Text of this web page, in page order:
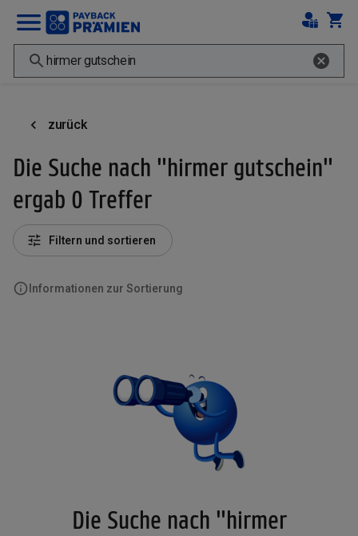
zurück
Die Suche nach "hirmer gutschein"
ergab 0 Treffer
Informationen zur Sortierung
Filtern und sortieren
Die Suche nach "hirmer